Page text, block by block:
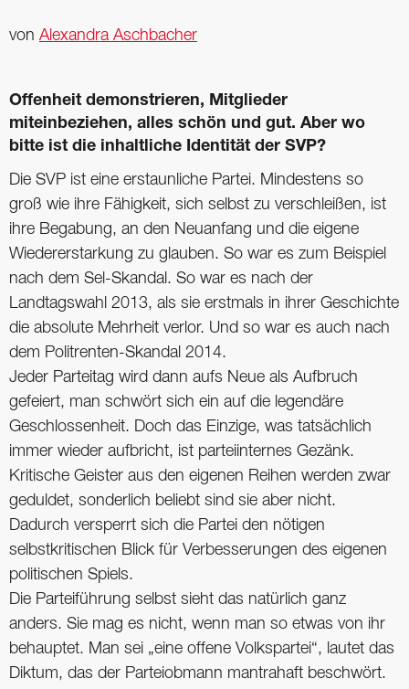
von Alexandra Aschbacher
Offenheit demonstrieren, Mitglieder
miteinbeziehen, alles schön und gut. Aber wo
bitte ist die inhaltliche Identität der SVP?
Die SVP ist eine erstaunliche Partei. Mindestens so
groß wie ihre Fähigkeit, sich selbst zu verschleißen, ist
ihre Begabung, an den Neuanfang und die eigene
Wiedererstarkung zu glauben. So war es zum Beispiel
nach dem Sel-Skandal. So war es nach der
Landtagswahl 2013, als sie erstmals in ihrer Geschichte
die absolute Mehrheit verlor. Und so war es auch nach
dem Politrenten-Skandal 2014.
Jeder Parteitag wird dann aufs Neue als Aufbruch
gefeiert, man schwört sich ein auf die legendäre
Geschlossenheit. Doch das Einzige, was tatsächlich
immer wieder aufbricht, ist parteiinternes Gezänk.
Kritische Geister aus den eigenen Reihen werden zwar
geduldet, sonderlich beliebt sind sie aber nicht.
Dadurch versperrt sich die Partei den nötigen
selbstkritischen Blick für Verbesserungen des eigenen
politischen Spiels.
Die Parteiführung selbst sieht das natürlich ganz
anders. Sie mag es nicht, wenn man so etwas von ihr
behauptet. Man sei „eine offene Volkspartei“, lautet das
Diktum, das der Parteiobmann mantrahaft beschwört.